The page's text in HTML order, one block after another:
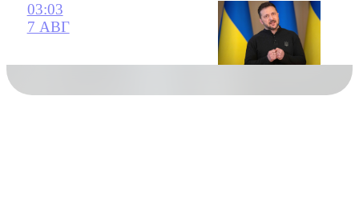
03:03
7 АВГ